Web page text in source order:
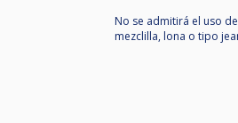
No se admitirá el uso
mezclilla, lona o tipo